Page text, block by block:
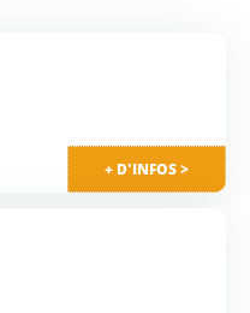
+ D'INFOS >